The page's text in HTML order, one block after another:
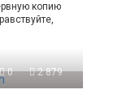
копию
0 2 879